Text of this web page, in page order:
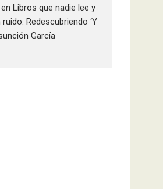
en Libros que nadie lee y
Redescubriendo ‘Y
García